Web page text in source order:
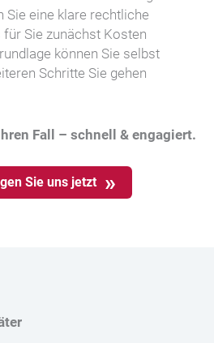
Sie eine klare rechtliche
Sie zunächst Kosten
können Sie selbst
Schritte Sie gehen
Fall – schnell & engagiert.
Sie uns jetzt